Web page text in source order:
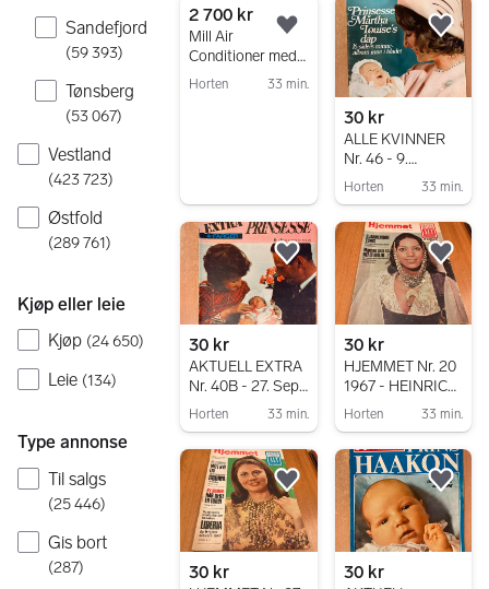
Sandefjord
(59 393)
Tønsberg
(53 067)
Vestland
(423 723)
Østfold
(289 761)
Kjøp eller leie
Kjøp (24 650)
Leie (134)
Type annonse
Til salgs
(25 446)
Gis bort
(287)
2 700 kr
Mill Air
Conditioner med
fjernkontroll hvit
Horten 33 min.
Legg til som favoritt.
30 kr
ALLE KVINNER
Nr. 46 - 9.
November 1971
Horten 33 min.
30 kr
AKTUELL EXTRA
Nr. 40B - 27. Sept.
1971 - SONJAS
PRINSESSE
Horten 33 min.
Legg til som favoritt.
30 kr
HJEMMET Nr. 20
1967 - HEINRICH
HAAPE -
SA NEI TIL
HITLER . . !
Horten 33 min.
30 kr
Legg til som favoritt.
30 kr